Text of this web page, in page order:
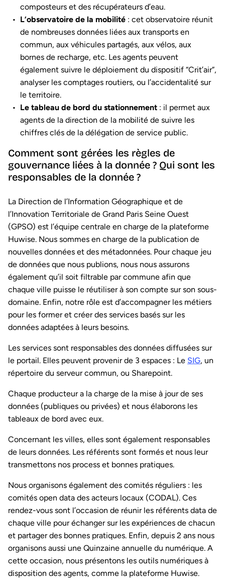
composteurs et des récupérateurs d’eau.
L’observatoire de la mobilité : cet observatoire réunit
de nombreuses données liées aux transports en
commun, aux véhicules partagés, aux vélos, aux
bornes de recharge, etc. Les agents peuvent
également suivre le déploiement du dispositif “Crit’air”,
analyser les comptages routiers, ou l’accidentalité sur
le territoire.
Le tableau de bord du stationnement : il permet aux
agents de la direction de la mobilité de suivre les
chiffres clés de la délégation de service public.
Comment sont gérées les règles de
gouvernance liées à la donnée ? Qui sont les
responsables de la donnée ?
La Direction de l’Information Géographique et de
l’Innovation Territoriale de Grand Paris Seine Ouest
(GPSO) est l’équipe centrale en charge de la plateforme
Huwise. Nous sommes en charge de la publication de
nouvelles données et des métadonnées. Pour chaque jeu
de données que nous publions, nous nous assurons
également qu’il soit filtrable par commune afin que
chaque ville puisse le réutiliser à son compte sur son sous-
domaine. Enfin, notre rôle est d’accompagner les métiers
pour les former et créer des services basés sur les
données adaptées à leurs besoins.
Les services sont responsables des données diffusées sur
le portail. Elles peuvent provenir de 3 espaces : Le SIG, un
répertoire du serveur commun, ou Sharepoint.
Chaque producteur a la charge de la mise à jour de ses
données (publiques ou privées) et nous élaborons les
tableaux de bord avec eux.
Concernant les villes, elles sont également responsables
de leurs données. Les référents sont formés et nous leur
transmettons nos process et bonnes pratiques.
Nous organisons également des comités réguliers : les
comités open data des acteurs locaux (CODAL). Ces
rendez-vous sont l’occasion de réunir les référents data de
chaque ville pour échanger sur les expériences de chacun
et partager des bonnes pratiques. Enfin, depuis 2 ans nous
organisons aussi une Quinzaine annuelle du numérique. A
cette occasion, nous présentons les outils numériques à
disposition des agents, comme la plateforme Huwise.